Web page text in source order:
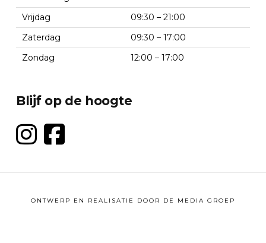
Vrijdag
09:30 – 21:00
Zaterdag
09:30 – 17:00
Zondag
12:00 – 17:00
Blijf op de hoogte
ONTWERP EN REALISATIE DOOR DE MEDIA GROEP